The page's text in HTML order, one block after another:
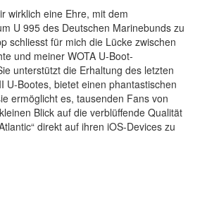
wirklich eine Ehre, mit dem
U 995 des Deutschen Marinebunds zu
schliesst für mich die Lücke zwischen
und meiner WOTA U-Boot-
unterstützt die Erhaltung des letzten
U-Bootes, bietet einen phantastischen
ermöglicht es, tausenden Fans von
Blick auf die verblüffende Qualität
direkt auf ihren iOS-Devices zu